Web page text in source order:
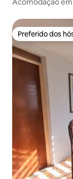
Preferido dos
Preferido dos